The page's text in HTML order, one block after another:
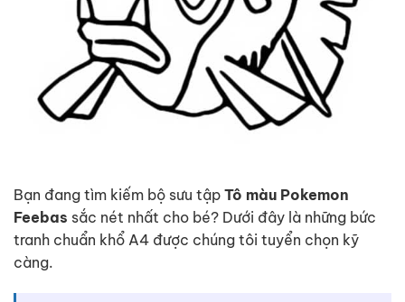
Bạn đang tìm kiếm bộ sưu tập Tô màu Pokemon
Feebas sắc nét nhất cho bé? Dưới đây là những bức
tranh chuẩn khổ A4 được chúng tôi tuyển chọn kỹ
càng.